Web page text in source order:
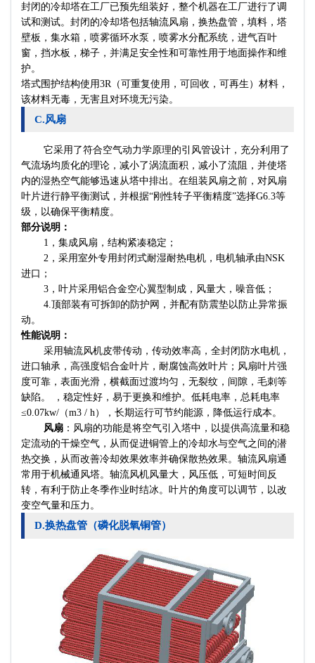
封闭的冷却塔在工厂已预先组装好，整个机器在工厂进行了调
试和测试。封闭的冷却塔包括轴流风扇，换热盘管，填料，塔
壁板，集水箱，喷雾循环水泵 ，喷雾水分配系统，进气百叶
窗，挡水板，梯子，并满足安全性和可靠性用于地面操作和维
护。
塔式围护结构使用3R（可重复使用，可回收，可再生）材料，
该材料无毒，无害且对环境无污染。
C.风扇
它采用了符合空气动力学原理的引风管设计，充分利用了
气流场均质化的理论，减小了涡流面积，减小了流阻，并使塔
内的湿热空气能够迅速从塔中排出。在组装风扇之前，对风扇
叶片进行静平衡测试，并根据“刚性转子平衡精度”选择G6.3等
级，以确保平衡精度。
部分说明：
1，集成风扇，结构紧凑稳定；
2，采用室外专用封闭式耐湿耐热电机，电机轴承由NSK
进口；
3，叶片采用铝合金空心翼型制成，风量大，噪音低；
4.顶部装有可拆卸的防护网，并配有防震垫以防止异常振
动。
性能说明：
采用轴流风机皮带传动，传动效率高，全封闭防水电机，
进口轴承，高强度铝合金叶片，耐腐蚀高效叶片；风扇叶片强
度可靠，表面光滑，横截面过渡均匀，无裂纹，间隙，毛刺等
缺陷。 ，稳定性好，易于更换和维护。低耗电率，总耗电率
≤0.07kw/（m3 / h），长期运行可节约能源，降低运行成本。
风扇 ：风扇的功能是将空气引入塔中，以提供高流量和稳
定流动的干燥空气，从而促进铜管上的冷却水与空气之间的潜
热交换，从而改善冷却效果效率并确保散热效果。轴流风扇通
常用于机械通风塔。轴流风机风量大，风压低，可短时间反
转，有利于防止冬季作业时结冰。叶片的角度可以调节，以改
变空气量和压力。
D.换热盘管（磷化脱氧铜管）